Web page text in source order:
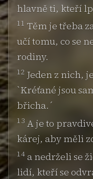
hlavně ti, kteří
11 Těm je třeba
učí tomu, co se
rodiny.
12 Jeden z nich,
`Kréťané jsou
břicha.´
13 A je to
kárej, aby měli
14 a nedrželi se
lidí, kteří se